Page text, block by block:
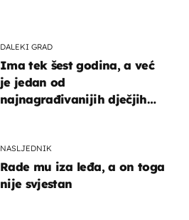
DALEKI GRAD
Ima tek šest godina, a već
je jedan od
najnagrađivanijih dječjih
NASLJEDNIK
Rade mu iza leđa, a on toga
nije svjestan